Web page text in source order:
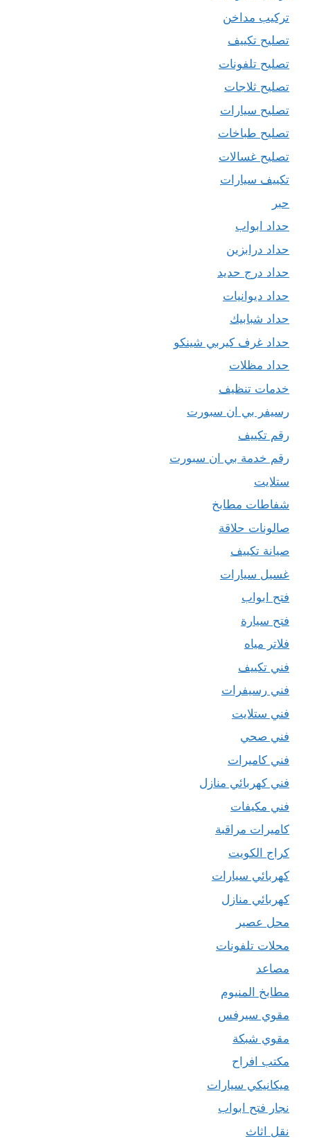
تركيب مداخن
تصليح تكييف
تصليح تلفونات
تصليح ثلاجات
تصليح سيارات
تصليح طباخات
تصليح غسالات
تكييف سيارات
حبر
حداد ابواب
حداد درابزين
حداد درج حديد
حداد ديوانيات
حداد شبابيك
حداد غرف كيربي شينكو
حداد مظلات
خدمات تنظيف
رسيفر بي ان سبورت
رقم تكييف
رقم خدمة بي ان سبورت
ستلايت
شفاطات مطابخ
صالونات حلاقة
صيانة تكييف
غسيل سيارات
فتح ابواب
فتح سيارة
فلاتر مياه
فني تكييف
فني رسيفرات
فني ستلايت
فني صحي
فني كاميرات
فني كهربائي منازل
فني مكيفات
كاميرات مراقبة
كراج الكويت
كهربائي سيارات
كهربائي منازل
محل عصير
محلات تلفونات
مصاعد
مطابخ المنيوم
مقوي سيرفس
مقوي شبكة
مكتب افراح
ميكانيكي سيارات
نجار فتح ابواب
نقل اثاث